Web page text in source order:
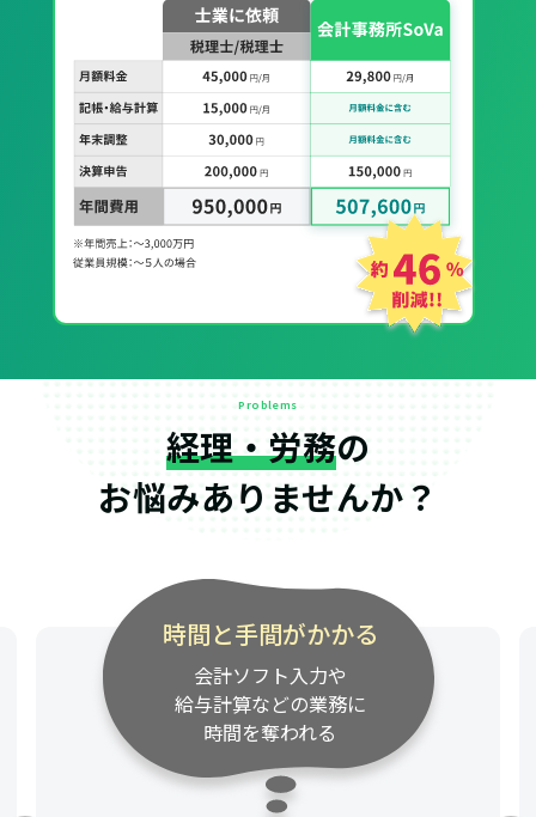
Problems
経理・労務の
お悩みありませんか？
時間と手間がかかる
会計ソフト入力や
給与計算などの業務に
時間を奪われる